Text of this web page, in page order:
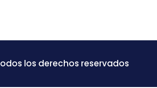
los derechos reservados